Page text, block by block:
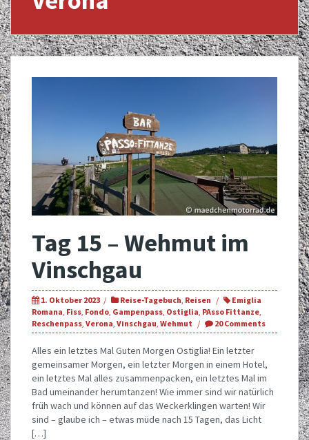
Tag 15 – Wehmut im
Vinschgau
1. Oktober 2023 Reise-Tagebuch Reisen
Emiglia
Romana Fiss Fondo Gampenpass Ostiglia PAsso Fittanze
Reschenpass Verona Vinschgau Wehmut 20 Comments
Alles ein letztes Mal Guten Morgen Ostiglia! Ein letzter
gemeinsamer Morgen, ein letzter Morgen in einem Hotel,
ein letztes Mal alles zusammenpacken, ein letztes Mal im
Bad umeinander herumtanzen! Wie immer sind wir natürlich
früh wach und können auf das Weckerklingen warten! Wir
sind – glaube ich – etwas müde nach 15 Tagen, das Licht
[…]